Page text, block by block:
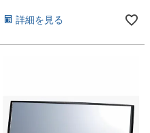
詳細を見る